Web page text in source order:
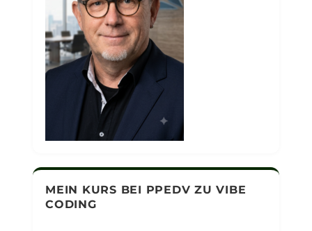
MEIN KURS BEI PPEDV ZU VIBE
CODING